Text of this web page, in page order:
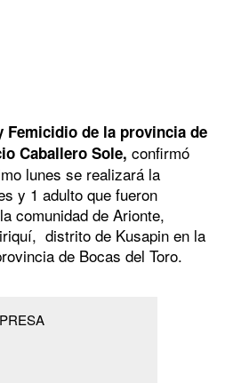
Femicidio de la provincia de
Caballero Sole, confirmó
lunes se realizará la
y 1 adulto que fueron
comunidad de Arionte,
distrito de Kusapin en la
de Bocas del Toro.